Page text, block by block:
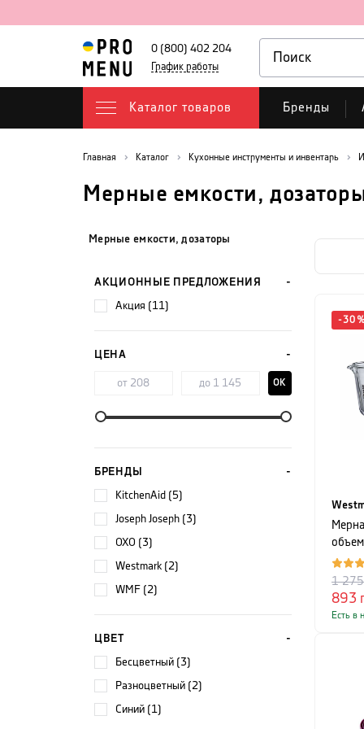
0 (800) 402 204
График работы
Каталог товаров Бренды
Главная Каталог Кухонные инструменты и инвентарь
Мерные емкости,
Мерные емкости, дозаторы
АКЦИОННЫЕ ПРЕДЛОЖЕНИЯ
акция (11)
ЦЕНА
OK
БРЕНДЫ
KitchenAid (5)
Joseph Joseph (3)
OXO (3)
Westmark (2)
WMF (2)
ЦВЕТ
бесцветный (3)
разноцветный (2)
синий (1)
-30
893
1 275
Есть в